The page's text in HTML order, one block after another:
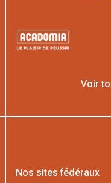
Voir
Nos sites fédéraux